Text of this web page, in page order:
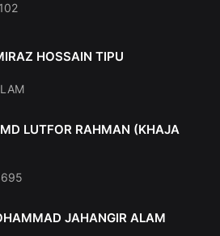
HOSSAIN TIPU
LUTFOR RAHMAN (KHAJA
JAHANGIR ALAM